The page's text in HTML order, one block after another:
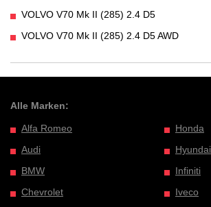
VOLVO V70 Mk II (285) 2.4 D5
VOLVO V70 Mk II (285) 2.4 D5 AWD
Alle Marken:
Alfa Romeo
Audi
BMW
Chevrolet
Honda
Hyundai
Infiniti
Iveco